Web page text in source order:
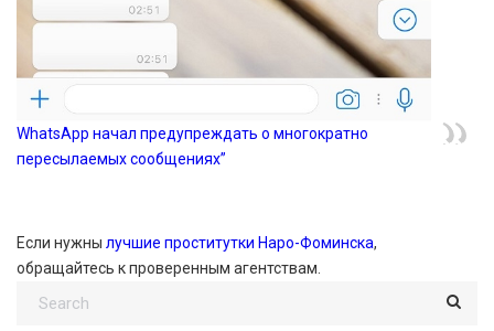
WhatsApp начал предупреждать о многократно
пересылаемых сообщениях”
Если нужны лучшие проститутки Наро-Фоминска,
обращайтесь к проверенным агентствам.